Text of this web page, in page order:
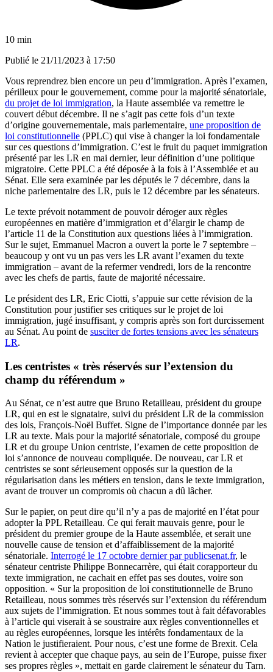
10 min
Publié le 21/11/2023 à 17:50
Vous reprendrez bien encore un peu d’immigration. Après l’examen,
périlleux pour le gouvernement, comme pour la majorité sénatoriale,
du projet de loi immigration, la Haute assemblée va remettre le
couvert début décembre. Il ne s’agit pas cette fois d’un texte
d’origine gouvernementale, mais parlementaire, une proposition de
loi constitutionnelle (PPLC) qui vise à changer la loi fondamentale
sur ces questions d’immigration. C’est le fruit du paquet immigration
présenté par les LR en mai dernier, leur définition d’une politique
migratoire. Cette PPLC a été déposée à la fois à l’Assemblée et au
Sénat. Elle sera examinée par les députés le 7 décembre, dans la
niche parlementaire des LR, puis le 12 décembre par les sénateurs.
Le texte prévoit notamment de pouvoir déroger aux règles
européennes en matière d’immigration et d’élargir le champ de
l’article 11 de la Constitution aux questions liées à l’immigration.
Sur le sujet, Emmanuel Macron a ouvert la porte le 7 septembre –
beaucoup y ont vu un pas vers les LR avant l’examen du texte
immigration – avant de la refermer vendredi, lors de la rencontre
avec les chefs de partis, faute de majorité nécessaire.
Le président des LR, Eric Ciotti, s’appuie sur cette révision de la
Constitution pour justifier ses critiques sur le projet de loi
immigration, jugé insuffisant, y compris après son fort durcissement
au Sénat. Au point de susciter de fortes tensions avec les sénateurs
LR.
Les centristes « très réservés sur l’extension du
champ du référendum »
Au Sénat, ce n’est autre que Bruno Retailleau, président du groupe
LR, qui en est le signataire, suivi du président LR de la commission
des lois, François-Noël Buffet. Signe de l’importance donnée par les
LR au texte. Mais pour la majorité sénatoriale, composé du groupe
LR et du groupe Union centriste, l’examen de cette proposition de
loi s’annonce de nouveau compliquée. De nouveau, car LR et
centristes se sont sérieusement opposés sur la question de la
régularisation dans les métiers en tension, dans le texte immigration,
avant de trouver un compromis où chacun a dû lâcher.
Sur le papier, on peut dire qu’il n’y a pas de majorité en l’état pour
adopter la PPL Retailleau. Ce qui ferait mauvais genre, pour le
président du premier groupe de la Haute assemblée, et serait une
nouvelle cause de tension et d’affaiblissement de la majorité
sénatoriale. Interrogé le 17 octobre dernier par publicsenat.fr, le
sénateur centriste Philippe Bonnecarrère, qui était corapporteur du
texte immigration, ne cachait en effet pas ses doutes, voire son
opposition. « Sur la proposition de loi constitutionnelle de Bruno
Retailleau, nous sommes très réservés sur l’extension du référendum
aux sujets de l’immigration. Et nous sommes tout à fait défavorables
à l’article qui viserait à se soustraire aux règles conventionnelles et
au règles européennes, lorsque les intérêts fondamentaux de la
Nation le justifieraient. Pour nous, c’est une forme de Brexit. Cela
revient à accepter que chaque pays, au sein de l’Europe, puisse fixer
ses propres règles », mettait en garde clairement le sénateur du Tarn.